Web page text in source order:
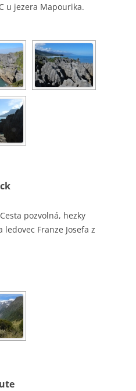
u jezera Mapourika.
pozvolná, hezky
Franze Josefa z